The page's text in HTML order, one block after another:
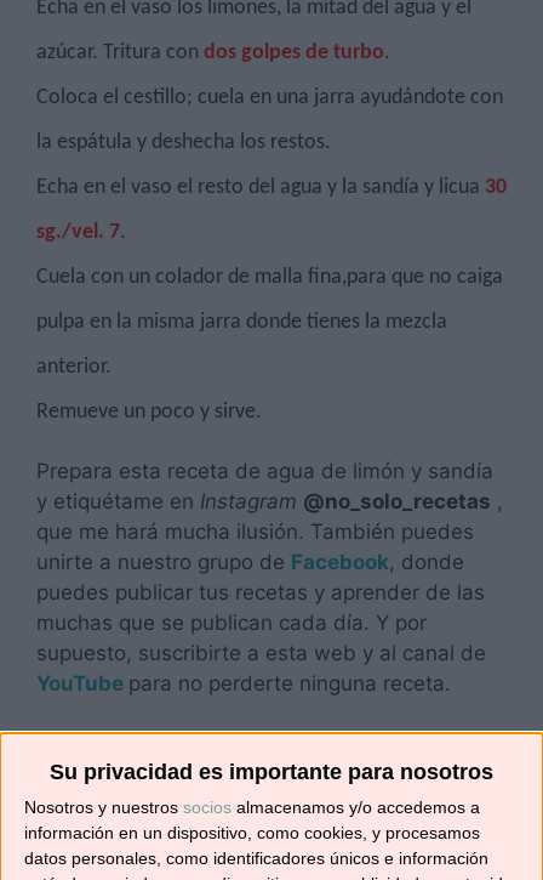
Su privacidad es importante para nosotros
Nosotros y nuestros socios almacenamos y/o accedemos a
información en un dispositivo, como cookies, y procesamos
datos personales, como identificadores únicos e información
Echa en el vaso los limones, la mitad del agua y el
azúcar. Tritura con dos golpes de turbo.
Coloca el cestillo; cuela en una jarra ayudándote con
la espátula y deshecha los restos.
Echa en el vaso el resto del agua y la sandía y licua 30
sg./vel. 7.
Cuela con un colador de malla fina,para que no caiga
pulpa en la misma jarra donde tienes la mezcla
anterior.
Remueve un poco y sirve.
Prepara esta receta de agua de limón y sandía
y etiquétame en Instagram @no_solo_recetas ,
que me hará mucha ilusión. También puedes
unirte a nuestro grupo de Facebook, donde
puedes publicar tus recetas y aprender de las
muchas que se publican cada día. Y por
supuesto, suscribirte a esta web y al canal de
YouTube para no perderte ninguna receta.
Comparte esto:
Compartir